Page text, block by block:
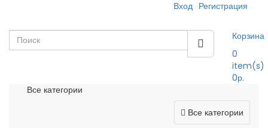
Вход Регистрация
Корзина
0
item(s)
0р.
Все категории
Все категории